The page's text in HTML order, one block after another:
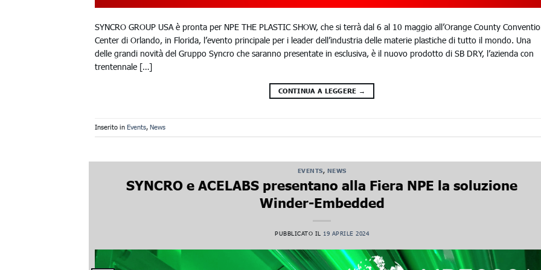
SYNCRO GROUP USA è pronta per NPE THE PLASTIC SHOW, che si terrà dal 6 al 10 maggio all’Orange County
Center di Orlando, in Florida, l’evento principale per i leader dell’industria delle materie plastiche di tutto il mondo. Una
delle grandi novità del Gruppo Syncro che saranno presentate in esclusiva, è il nuovo prodotto di SB DRY, l’azienda con
trentennale […]
CONTINUA A LEGGERE →
Inserito in Events, News
EVENTS, NEWS
SYNCRO e ACELABS presentano alla Fiera NPE la soluzione
Winder-Embedded
PUBBLICATO IL 19 APRILE 2024